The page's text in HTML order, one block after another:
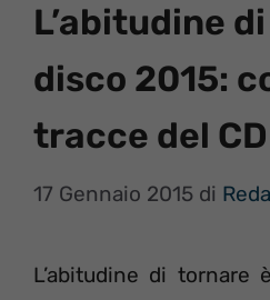
L’abitudine
disco 2015:
tracce del CD
17 Gennaio 2015 di
L’abitudine di